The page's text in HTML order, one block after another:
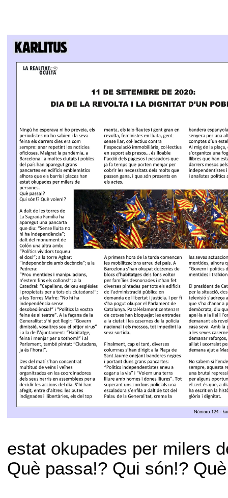
estat okupades per milers
Què passa!? Qui són!?